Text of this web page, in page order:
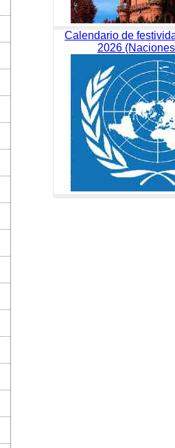
Calendario de
2026